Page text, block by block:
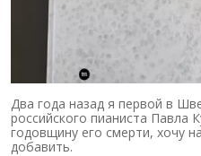
Два года назад я первой в
российского пианиста Павла
годовщину его смерти, хочу
добавить.